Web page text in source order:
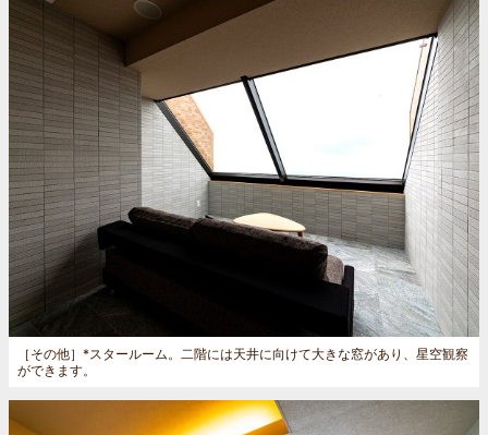
［その他］ *スタールーム。二階には天井に向けて大きな窓があり、星空観察
ができます。